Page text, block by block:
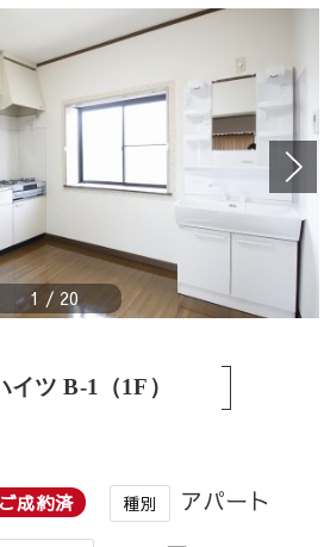
1 / 20
イツ B-1（1F）
ご成約済 種別 アパート